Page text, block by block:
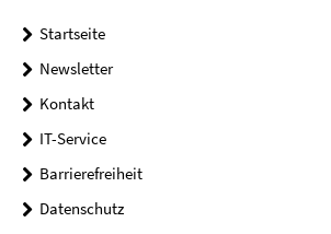
Startseite
Newsletter
Kontakt
IT-Service
Barrierefreiheit
Datenschutz